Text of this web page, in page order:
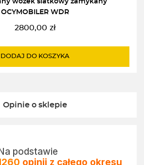
wózek siatkowy zamykany
OCYMOBILER WDR
2800,00 zł
DODAJ DO KOSZYKA
Opinie o sklepie
podstawie
opinii z całego okresu